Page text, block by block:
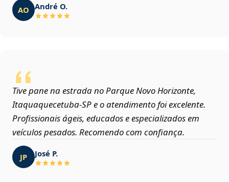
AO André O.
Tive pane na estrada no Parque Novo Horizonte,
Itaquaquecetuba‑SP e o atendimento foi excelente.
Profissionais ágeis, educados e especializados em
veículos pesados. Recomendo com confiança.
JP José P.